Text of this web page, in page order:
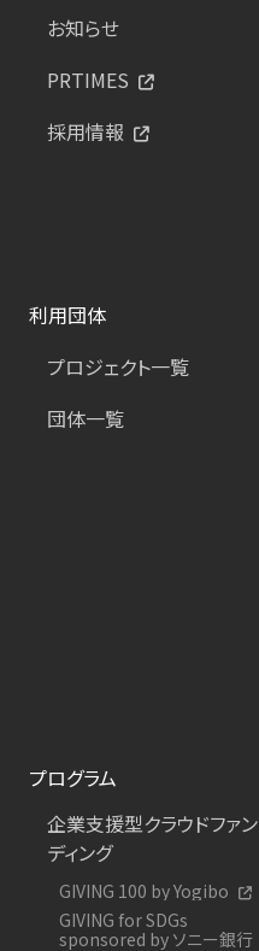
お知らせ
PRTIMES
採用情報
利用団体
プロジェクト一覧
団体一覧
プログラム
企業支援型クラウドファン
ディング
GIVING 100 by Yogibo
GIVING for SDGs
sponsored by ソニー銀行